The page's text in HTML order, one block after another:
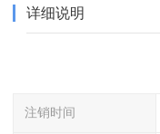
详细说明
注销时间